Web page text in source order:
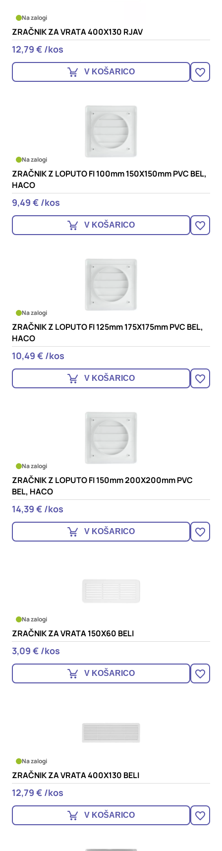
Na zalogi
ZRAČNIK ZA VRATA 400X130 RJAV
12,79 € /kos
V KOŠARICO
Na zalogi
ZRAČNIK Z LOPUTO FI 100mm 150X150mm PVC BEL,
HACO
9,49 € /kos
V KOŠARICO
Na zalogi
ZRAČNIK Z LOPUTO FI 125mm 175X175mm PVC BEL,
HACO
10,49 € /kos
V KOŠARICO
Na zalogi
ZRAČNIK Z LOPUTO FI 150mm 200X200mm PVC
BEL, HACO
14,39 € /kos
V KOŠARICO
Na zalogi
ZRAČNIK ZA VRATA 150X60 BELI
3,09 € /kos
V KOŠARICO
Na zalogi
ZRAČNIK ZA VRATA 400X130 BELI
12,79 € /kos
V KOŠARICO
oglasov na drugih spletnih mestih. Pri delu uporabljajo
edinstveno prepoznavanje vašega brskalnika in naprave. Če
zavrnete uporabo teh piškotkov, ne boste deležni našega
ciljnega spletnega oglaševanja.
DOVOLI VSE